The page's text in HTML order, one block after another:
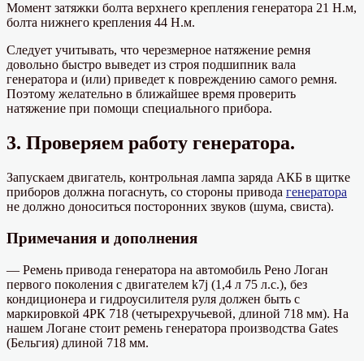
Момент затяжки болта верхнего крепления генератора 21 Н.м,
болта нижнего крепления 44 Н.м.
Следует учитывать, что черезмерное натяжение ремня
довольно быстро выведет из строя подшипник вала
генератора и (или) приведет к повреждению самого ремня.
Поэтому желательно в ближайшее время проверить
натяжение при помощи специального прибора.
3. Проверяем работу генератора.
Запускаем двигатель, контрольная лампа заряда АКБ в щитке
приборов должна погаснуть, со стороны привода генератора
не должно доноситься посторонних звуков (шума, свиста).
Примечания и дополнения
— Ремень привода генератора на автомобиль Рено Логан
первого поколения с двигателем k7j (1,4 л 75 л.с.), без
кондиционера и гидроусилителя руля должен быть с
маркировкой 4РК 718 (четырехручьевой, длиной 718 мм). На
нашем Логане стоит ремень генератора производства Gates
(Бельгия) длиной 718 мм.